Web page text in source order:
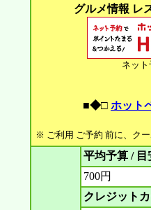
グルメ情報 レ
ネッ
■◆□ ホット
※ ご利用 ご予約 前に、ク
平均予算 / 目
700円
クレジット